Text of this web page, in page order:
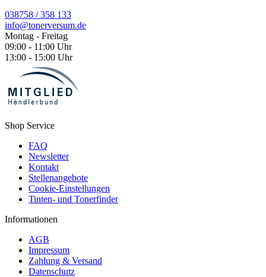
038758 / 358 133
info@tonerversum.de
Montag - Freitag
09:00 - 11:00 Uhr
13:00 - 15:00 Uhr
Shop Service
FAQ
Newsletter
Kontakt
Stellenangebote
Cookie-Einstellungen
Tinten- und Tonerfinder
Informationen
AGB
Impressum
Zahlung & Versand
Datenschutz